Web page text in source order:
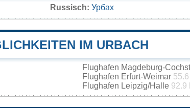
Russisch: Урбах
IM URBACH
Flughafen Magdeburg-
Flughafen Erfurt-Weimar
Flughafen Leipzig/Halle 92.9